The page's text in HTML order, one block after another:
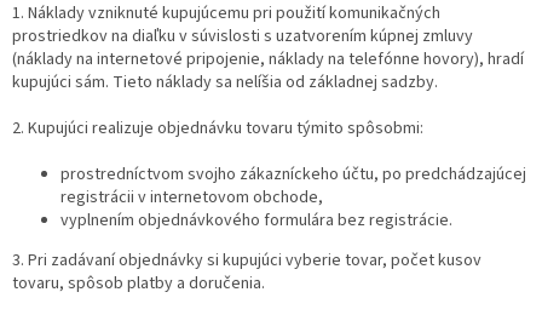
1. Náklady vzniknuté kupujúcemu pri použití komunikačných
prostriedkov na diaľku v súvislosti s uzatvorením kúpnej zmluvy
(náklady na internetové pripojenie, náklady na telefónne hovory), hradí
kupujúci sám. Tieto náklady sa nelíšia od základnej sadzby.
2. Kupujúci realizuje objednávku tovaru týmito spôsobmi:
prostredníctvom svojho zákazníckeho účtu, po predchádzajúcej
registrácii v internetovom obchode,
vyplnením objednávkového formulára bez registrácie.
3. Pri zadávaní objednávky si kupujúci vyberie tovar, počet kusov
tovaru, spôsob platby a doručenia.